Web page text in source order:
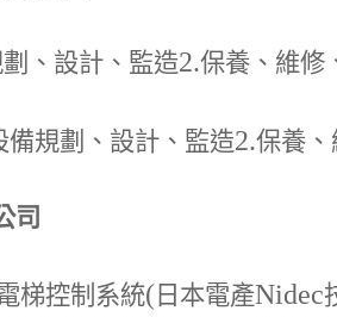
、設計、監造2.保養、維修
備規劃、設計、監造2.保養、
司
梯控制系統( 日本電產Nidec